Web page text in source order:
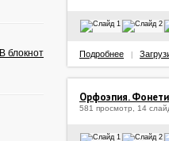
В блокнот Подробнее
Орфоэпия.
581 просмотр, 14